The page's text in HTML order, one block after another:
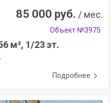
85 000 руб. / мес.
Объект №3975
м², 1/23 эт.
Подробнее